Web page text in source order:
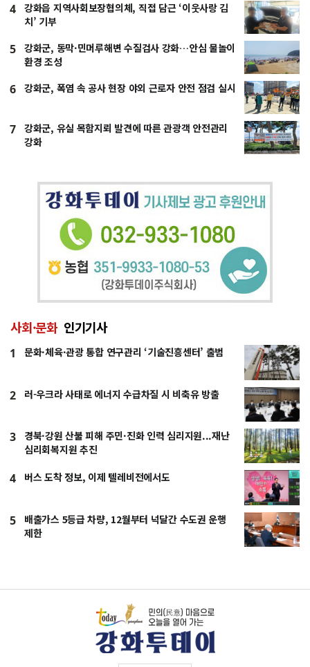
4
강화읍 지역사회보장협의체, 직접 담근 ‘이웃사랑 김
치’ 기부
5
강화군, 동막·민머루해변 수질검사 강화…안심 물놀이
환경 조성
6 강화군, 폭염 속 공사 현장 야외 근로자 안전 점검 실시
7
강화군, 유실 목함지뢰 발견에 따른 관광객 안전관리
강화
사회·문화 인기기사
1 문화·체육·관광 통합 연구관리 ‘기술진흥센터’ 출범
2 러-우크라 사태로 에너지 수급차질 시 비축유 방출
3
경북·강원 산불 피해 주민·진화 인력 심리지원...재난
심리회복지원 추진
4 버스 도착 정보, 이제 텔레비전에서도
5
배출가스 5등급 차량, 12월부터 넉달간 수도권 운행
제한